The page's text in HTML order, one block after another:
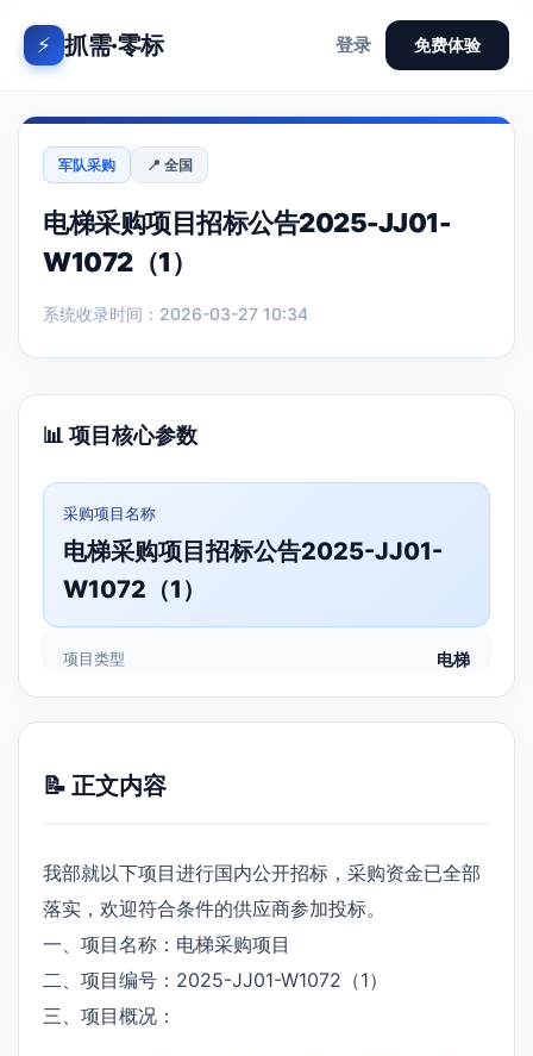
⚡ 抓需·零标 登录 免费体验
军队采购 📍 全国
电梯采购项目招标公告2025-JJ01-
W1072（1）
系统收录时间：2026-03-27 10:34
📊 项目核心参数
采购项目名称
电梯采购项目招标公告2025-JJ01-
W1072（1）
项目类型 电梯
📝 正文内容
我部就以下项目进行国内公开招标，采购资金已全部
落实，欢迎符合条件的供应商参加投标。
一、项目名称：电梯采购项目
二、项目编号：2025-JJ01-W1072（1）
三、项目概况：